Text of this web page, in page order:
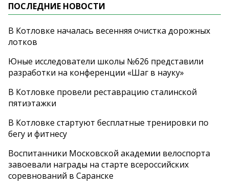
ПОСЛЕДНИЕ НОВОСТИ
В Котловке началась весенняя очистка дорожных
лотков
Юные исследователи школы №626 представили
разработки на конференции «Шаг в науку»
В Котловке провели реставрацию сталинской
пятиэтажки
В Котловке стартуют бесплатные тренировки по
бегу и фитнесу
Воспитанники Московской академии велоспорта
завоевали награды на старте всероссийских
соревнований в Саранске